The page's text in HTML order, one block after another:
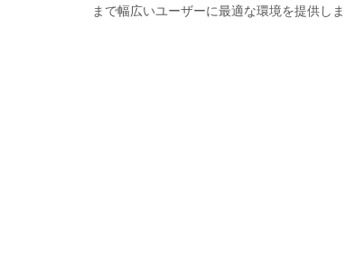
まで幅広いユーザーに最適な環境を提供しま